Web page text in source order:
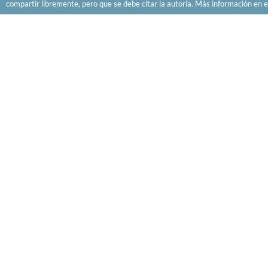
compartir libremente, pero que se debe citar la autoría. Más información en